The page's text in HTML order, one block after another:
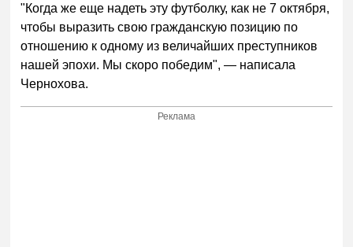
"Когда же еще надеть эту футболку, как не 7 октября,
чтобы выразить свою гражданскую позицию по
отношению к одному из величайших преступников
нашей эпохи. Мы скоро победим", — написала
Чернохова.
Реклама